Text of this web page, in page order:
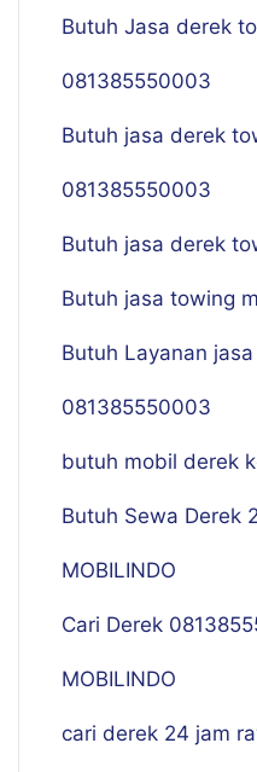
Butuh Jasa derek
081385550003
Butuh jasa derek
081385550003
Butuh jasa derek
Butuh jasa towing
Butuh Layanan
081385550003
butuh mobil derek
Butuh Sewa Derek
MOBILINDO
Cari Derek
MOBILINDO
cari derek 24 jam